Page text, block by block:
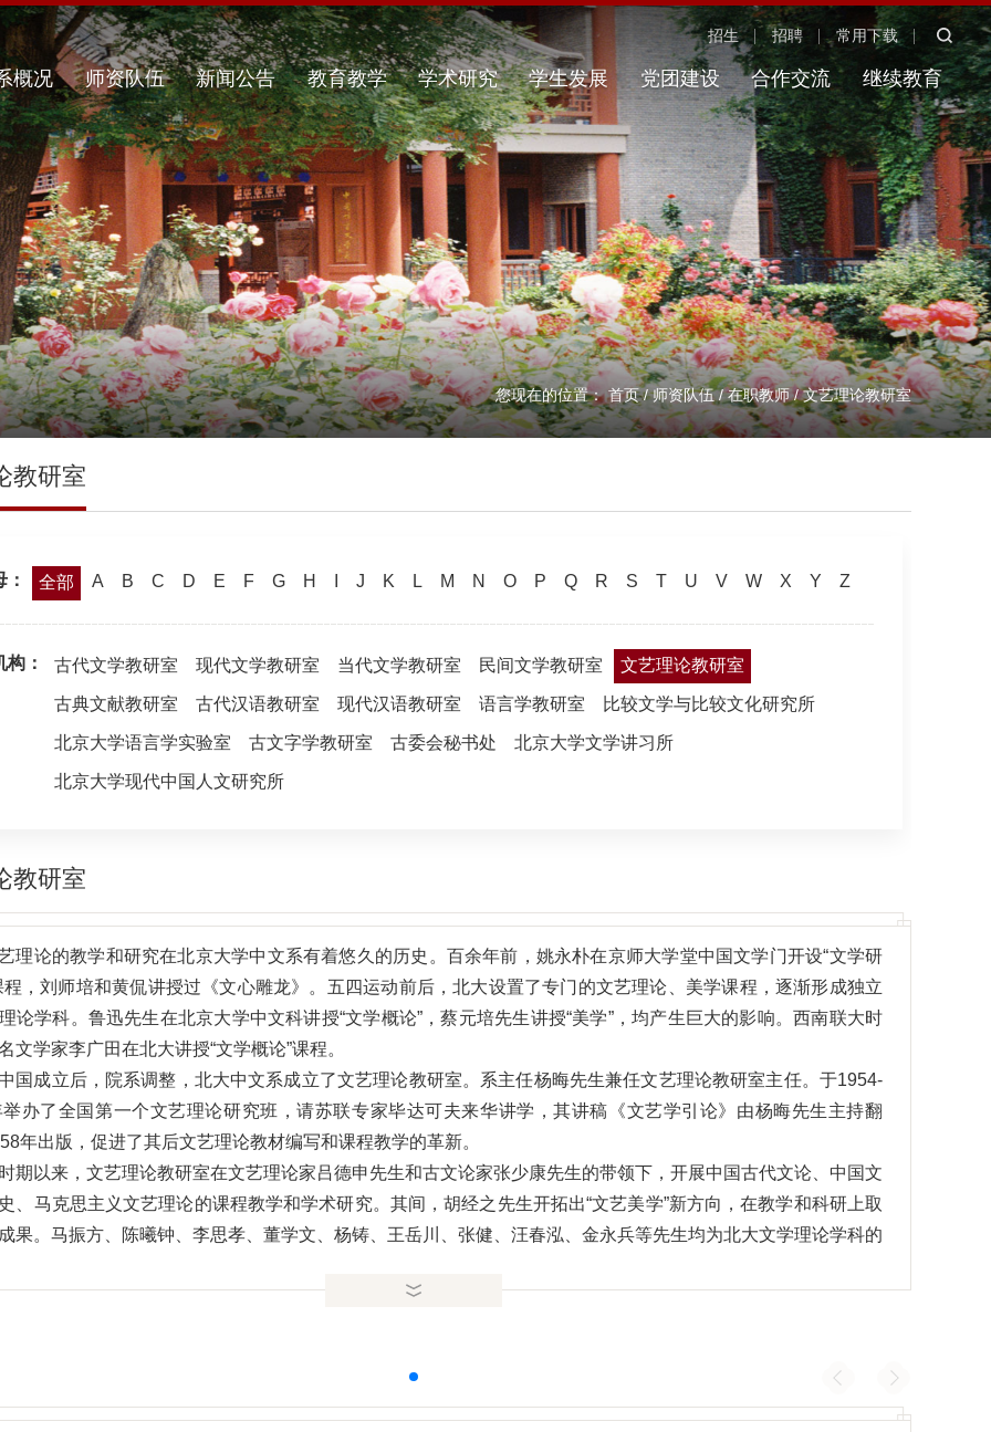
招生 招聘 常用下载
概况 师资队伍 新闻公告 教育教学 学术研究 学生发展 党团建设 合作交流 继续教育
您现在的位置：首页/师资队伍/在职教师/文艺理论教研室
教研室
全部 A B C D E F G H J K L M N O P Q R S T U V W X Y Z
构： 古代文学教研室 现代文学教研室 当代文学教研室 民间文学教研室 文艺理论教研室
古典文献教研室 古代汉语教研室 现代汉语教研室 语言学教研室 比较文学与比较文化研究所
北京大学语言学实验室 古文字学教研室 古委会秘书处 北京大学文学讲习所
北京大学现代中国人文研究所
教研室
理论的教学和研究在北京大学中文系有着悠久的历史。百余年前，姚永朴在京师大学堂中国文学门开设“文学研
程，刘师培和黄侃讲授过《文心雕龙》。五四运动前后，北大设置了专门的文艺理论、美学课程，逐渐形成独立
论学科。鲁迅先生在北京大学中文科讲授“文学概论”，蔡元培先生讲授“美学”，均产生巨大的影响。西南联大时
文学家李广田在北大讲授“文学概论”课程。
国成立后，院系调整，北大中文系成立了文艺理论教研室。系主任杨晦先生兼任文艺理论教研室主任。于1954-
办了全国第一个文艺理论研究班，请苏联专家毕达可夫来华讲学，其讲稿《文艺学引论》由杨晦先生主持翻
年出版，促进了其后文艺理论教材编写和课程教学的革新。
期以来，文艺理论教研室在文艺理论家吕德申先生和古文论家张少康先生的带领下，开展中国古代文论、中国文
、马克思主义文艺理论的课程教学和学术研究。其间，胡经之先生开拓出“文艺美学”新方向，在教学和科研上取
果。马振方、陈曦钟、李思孝、董学文、杨铸、王岳川、张健、汪春泓、金永兵等先生均为北大文学理论学科的
少康著）、《文学原理》（董学文著）、《聊斋艺术论》（马振方著）、《红楼疑思录》（陈曦钟著）、《简明
》（周兴陆著）、《胡风研究》（王丽丽著）、《现代中国文论话语》（时胜勋著）等有广泛影响的学术著作。
研室开设文学原理、中国文学理论批评史、马克思主义文艺思想发展史、西方文学理论、文艺美学等主干课程；